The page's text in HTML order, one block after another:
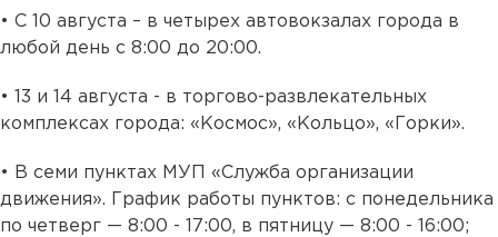
•‎ С 10 августа – в четырех автовокзалах города в
любой день с 8:00 до 20:00.
•‎ 13 и 14 августа - в торгово-развлекательных
комплексах города: «Космос», «Кольцо», «Горки».
•‎ В семи пунктах МУП «Служба организации
движения». График работы пунктов: с понедельника
по четверг — 8:00 - 17:00, в пятницу — 8:00 - 16:00;